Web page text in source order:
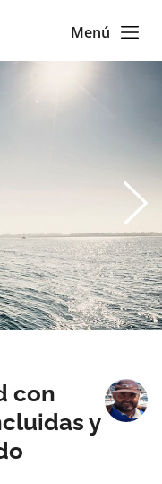
Menú
con
y